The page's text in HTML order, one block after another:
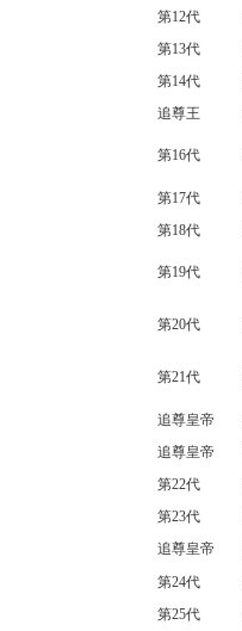
第12代
第13代
第14代
追尊王
第16代
第17代
第18代
第19代
第20代
第21代
追尊皇帝
追尊皇帝
第22代
第23代
追尊皇帝
第24代
第25代